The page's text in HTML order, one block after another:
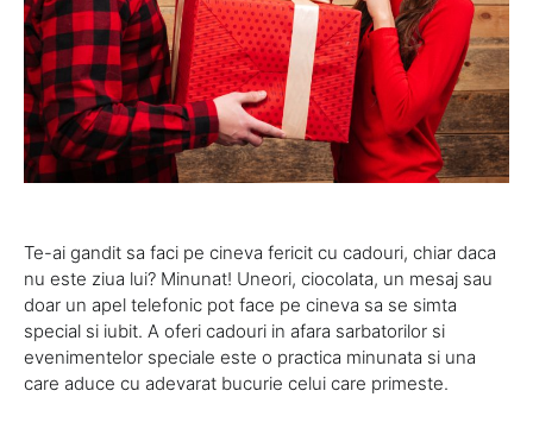
Te-ai gandit sa faci pe cineva fericit cu cadouri, chiar daca
nu este ziua lui? Minunat! Uneori, ciocolata, un mesaj sau
doar un apel telefonic pot face pe cineva sa se simta
special si iubit. A oferi cadouri in afara sarbatorilor si
evenimentelor speciale este o practica minunata si una
care aduce cu adevarat bucurie celui care primeste.